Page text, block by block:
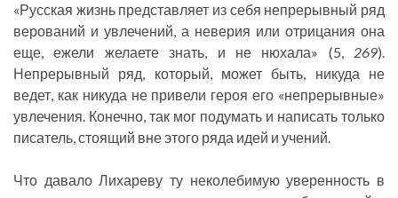
«Русская жизнь представляет из себя непрерывный ряд
верований и увлечений, а неверия или отрицания она
еще, ежели желаете знать, и не нюхала» (5, 269).
Непрерывный ряд, который, может быть, никуда не
ведет, как никуда не привели героя его «непрерывные»
увлечения. Конечно, так мог подумать и написать только
писатель, стоящий вне этого ряда идей и учений.
Что давало Лихареву ту неколебимую уверенность в